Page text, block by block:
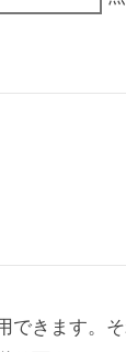
できます。